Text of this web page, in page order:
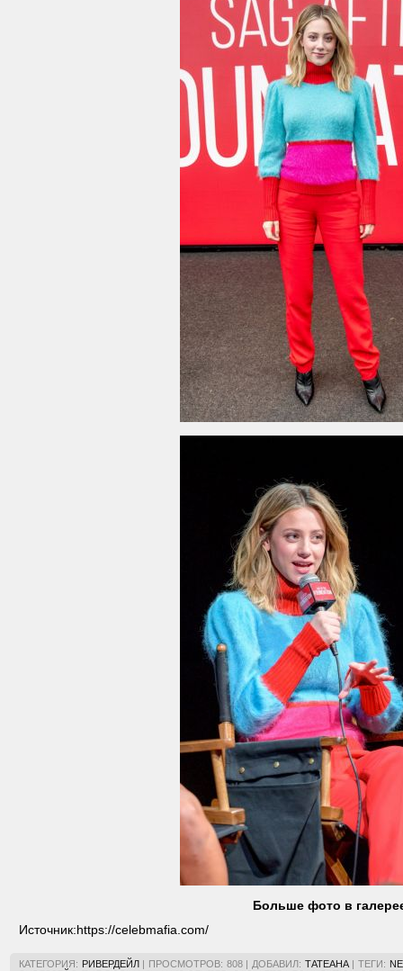
Больше фото в
Источник:https://celebmafia.com/
КАТЕГОРИЯ: РИВЕРДЕЙЛ| ПРОСМОТРОВ: 808| ДОБАВИЛ: ТАТЕАНА | ТЕГИ: